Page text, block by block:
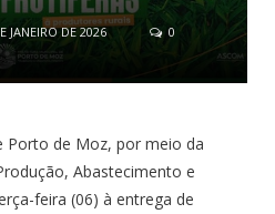
JANEIRO DE 2026
0
Porto de Moz, por meio da
Abastecimento e
feira (06) à entrega de